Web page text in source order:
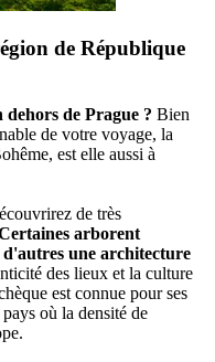
de République
de Prague ? Bien
de votre voyage, la
est elle aussi à
de très
arborent
une architecture
des lieux et la culture
est connue pour ses
où la densité de